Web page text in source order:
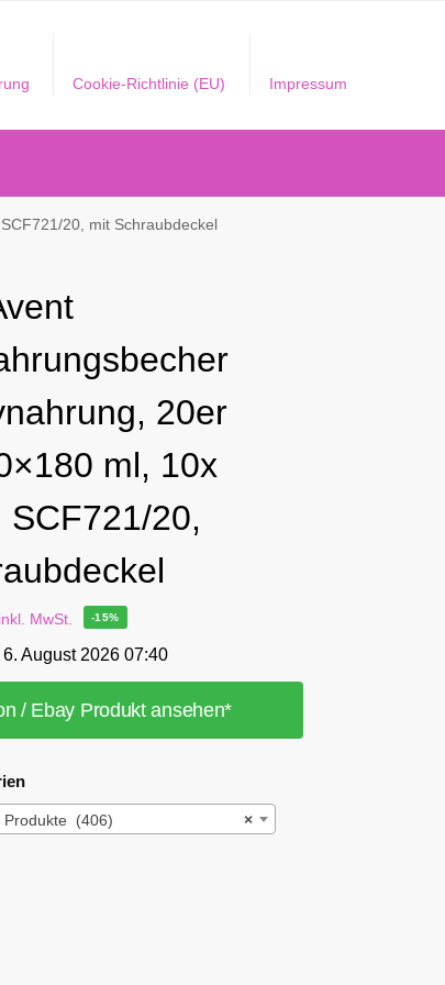
Cookie-Richtlinie (EU) Impressum
20, mit Schraubdeckel
20er
ml, 10x
SCF721/20,
inkl. MwSt. -15%
August 2026 07:40
/ Ebay Produkt ansehen*
×
Produkte (406)